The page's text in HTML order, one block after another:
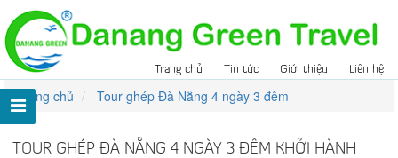
Trang chủ Tin tức Giới thiệu Liên hệ
Trang chủ Tour ghép Đà Nẵng 4 ngày 3 đêm
TOUR GHÉP ĐÀ NẴNG 4 NGÀY 3 ĐÊM KHỞI HÀNH